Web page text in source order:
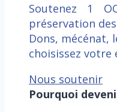
Soutenez 1
préservation
Dons, mécénat,
choisissez votre
Nous soutenir
Pourquoi